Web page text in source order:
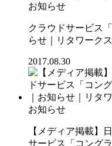
お知らせ
クラウドサービス
らせ｜リタワーク
2017.08.30
お知らせ
【メディア掲載】
サービス「コング